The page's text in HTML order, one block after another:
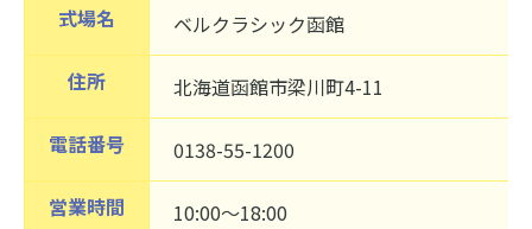
式場名
ベルクラシック函館
住所
北海道函館市梁川町4-11
電話番号
0138-55-1200
営業時間
10:00〜18:00